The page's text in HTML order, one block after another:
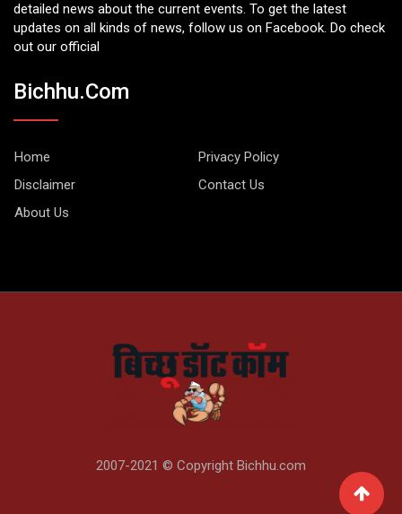
detailed news about the current events. To get the latest
updates on all kinds of news, follow us on Facebook. Do check
out our official
Bichhu.com
Home
Privacy Policy
Disclaimer
Contact Us
About Us
2007-2021 © Copyright Bichhu.com